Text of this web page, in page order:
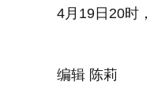
4月19日20时
编辑 陈莉